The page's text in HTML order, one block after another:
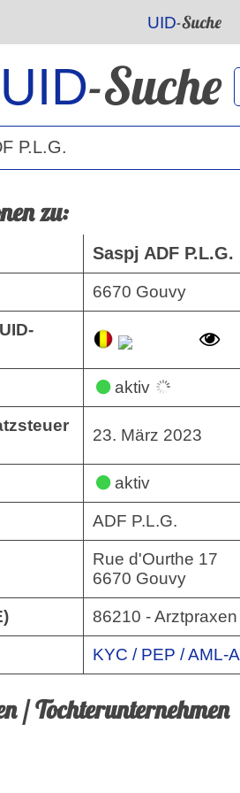
UID-Suche
UID-Suche
zu:
Saspj ADF P.L.G.
6670 Gouvy
aktiv
23. März 2023
aktiv
ADF P.L.G.
Rue d'Ourthe 17
6670 Gouvy
86210 -
KYC / PEP / AML-
/ Tochterunternehmen